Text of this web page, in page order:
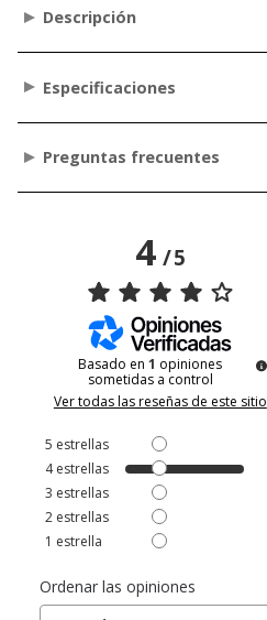
Descripción
Especificaciones
Preguntas frecuentes
4/5
Basado en1 opiniones
sometidas a control
Ver todas las reseñas de este sitio
5 estrellas
4estrellas
3 estrellas
2 estrellas
1 estrella
Ordenar las opiniones